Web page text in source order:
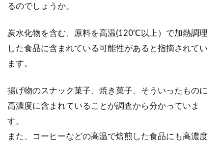
玄米パンはどんな栄養があるの？気
パンの種類も豊富で、どれにしようか悩みます
よね。そんなたくさんのパンのなかには、名前
るのでしょうか。
炭水化物を含む、原料を高温(120℃以上）で加熱調理
した食品に含まれている可能性があると指摘されてい
ます。
揚げ物のスナック菓子、焼き菓子、そういったものに
高濃度に含まれていることが調査から分かっていま
す。
また、コーヒーなどの高温で焙煎した食品にも高濃度